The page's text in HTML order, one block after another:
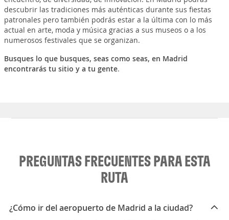
descubrir las tradiciones más auténticas durante sus fiestas
patronales pero también podrás estar a la última con lo más
actual en arte, moda y música gracias a sus museos o a los
numerosos festivales que se organizan.
Busques lo que busques, seas como seas, en Madrid
encontrarás tu sitio y a tu gente.
PREGUNTAS FRECUENTES PARA ESTA
RUTA
¿Cómo ir del aeropuerto de Madrid a la ciudad?